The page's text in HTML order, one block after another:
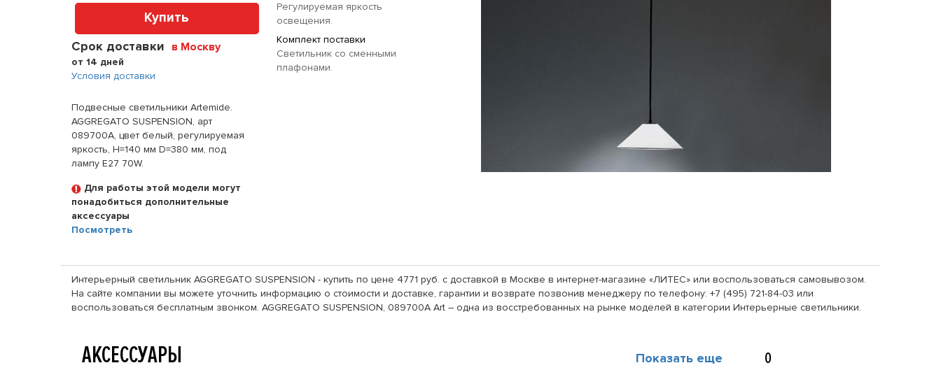
Купить
Срок доставки в Москву
от 14 дней
Условия доставки
Подвесные светильники Artemide.
AGGREGATO SUSPENSION, арт
089700A, цвет белый, регулируемая
яркость, H=140 мм D=380 мм, под
лампу E27 70W.
Для работы этой модели могут
понадобиться дополнительные
аксессуары
Посмотреть
Регулируемая яркость
освещения.
Комплект поставки
Светильник со сменными
плафонами.
Интерьерный светильник AGGREGATO SUSPENSION - купить по цене 4771 руб. с доставкой в Москве в интернет-магазине «ЛИТЕС» или воспользоваться самовывозом.
На сайте компании вы можете уточнить информацию о стоимости и доставке, гарантии и возврате позвонив менеджеру по телефону: +7 (495) 721-84-03 или
воспользоваться бесплатным звонком. AGGREGATO SUSPENSION, 089700A Art – одна из восстребованных на рынке моделей в категории Интерьерные светильники.
АКСЕССУАРЫ Показать еще О